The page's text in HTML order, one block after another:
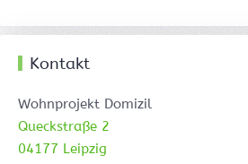
Kontakt
Wohnprojekt Domizil
Queckstraße 2
04177 Leipzig